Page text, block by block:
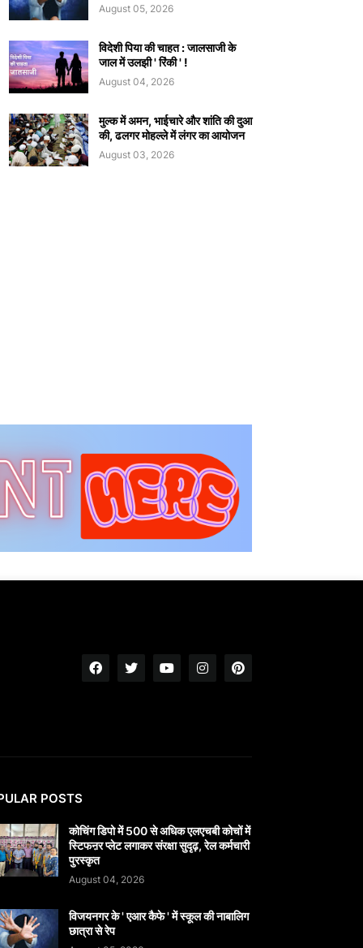
August 05, 2026
विदेशी पिया की चाहत : जालसाजी के
जाल में उलझी ' रिंकी ' !
August 04, 2026
मुल्क में अमन, भाईचारे और शांति की दुआ
की, ढलगर मोहल्ले में लंगर का आयोजन
August 03, 2026
POSTS
कोचिंग डिपो में 500 से अधिक एलएचबी कोचों में
स्टिफऩर प्लेट लगाकर संरक्षा सुदृढ़, रेल कर्मचारी
पुरस्कृत
August 04, 2026
विजयनगर के ' एआर कैफे ' में स्कूल की नाबालिग
छात्रा से रेप